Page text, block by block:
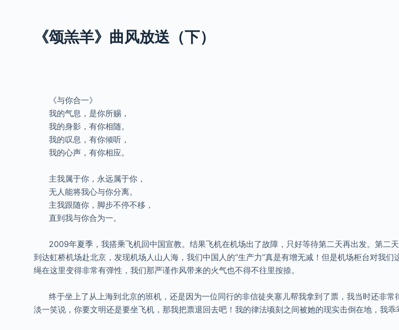
《颂羔羊》曲风放送（下）
《与你合一》
我的气息，是你所赐，
我的身影，有你相随。
我的叹息，有你倾听，
我的心声，有你相应。
主我属于你，永远属于你，
无人能将我心与你分离。
主我跟随你，脚步不停不移，
直到我与你合为一。
2009年夏季，我搭乘飞机回中国宣教。结果飞机在机场出了故障，只好等待第二天再出发。第二
到达虹桥机场赴北京，发现机场人山人海，我们中国人的“生产力”真是有增无减！但是机场柜台对我
绳在这里变得非常有弹性，我们那严谨作风带来的火气也不得不往里按捺。
终于坐上了从上海到北京的班机，还是因为一位同行的非信徒夹塞儿帮我拿到了票，我当时还非常
淡一笑说，你要文明还是要坐飞机，那我把票退回去吧！我的律法顷刻之间被她的现实击倒在地，我乖